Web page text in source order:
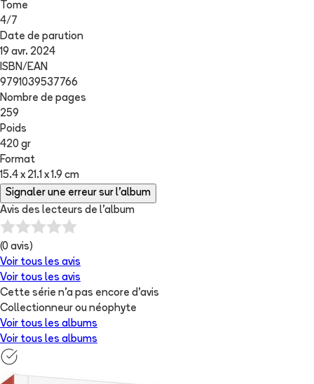
Tome
4/ 7
Date de parution
19 avr. 2024
ISBN/EAN
9791039537766
Nombre de pages
259
Poids
420 gr
Format
15.4 x 21.1 x 1.9 cm
Signaler une erreur sur l'album
Avis des lecteurs de l'album
(0 avis)
Voir tous les avis
Voir tous les avis
Cette série n'a pas encore d'avis
Collectionneur ou néophyte
Voir tous les albums
Voir tous les albums